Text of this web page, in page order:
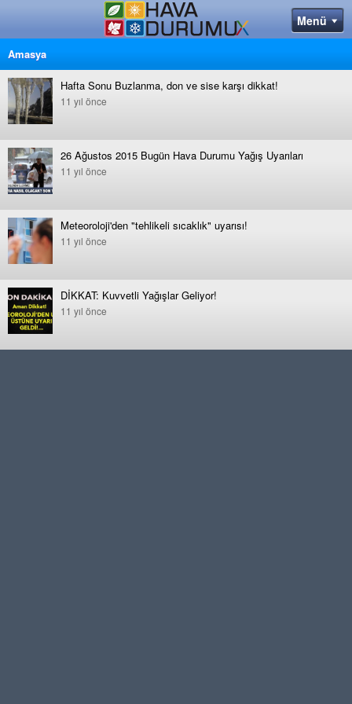
Amasya
Hafta Sonu Buzlanma, don ve sise karşı dikkat!
11 yıl önce
26 Ağustos 2015 Bugün Hava Durumu Yağış Uyarıları
11 yıl önce
Meteoroloji'den "tehlikeli sıcaklık" uyarısı!
11 yıl önce
DİKKAT: Kuvvetli Yağışlar Geliyor!
11 yıl önce